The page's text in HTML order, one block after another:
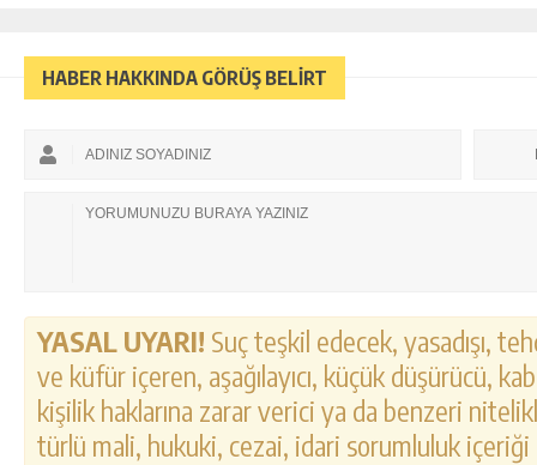
HABER HAKKINDA GÖRÜŞ BELİRT
YASAL UYARI! Suç teşkil edecek, yasadışı,
ve küfür içeren, aşağılayıcı, küçük düşürücü,
kişilik haklarına zarar verici ya da benzeri
türlü mali, hukuki, cezai, idari sorumluluk